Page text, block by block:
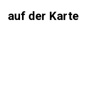
auf der Karte